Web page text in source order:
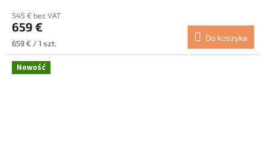
545 € bez VAT
659 €
Cena
jednostkowa:
659 € / 1 szt.
Do koszyka
Nowość